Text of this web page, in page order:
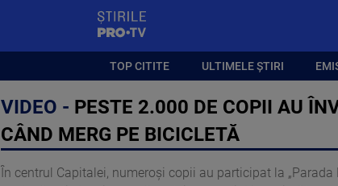
TOP CITITE ULTIMELE ȘTIRI
VIDEO - PESTE 2.000 DE COPII AU
CÂND MERG PE BICICLETĂ
În centrul Capitalei, numeroși copii au participat la